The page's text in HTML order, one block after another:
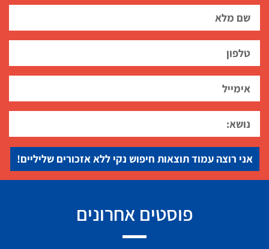
אני רוצה עמוד תוצאות חיפוש נקי ללא אזכורים שליליים!
פוסטים אחרונים